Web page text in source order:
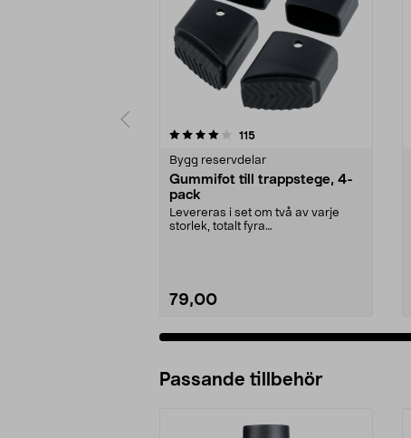
115recensioner
Bygg reservdelar
Gummifot till trappstege, 4-
pack
Levereras i set om två av varje
storlek, totalt fyra
79,00
4.0 av 5 stjärnor
Passande tillbehör